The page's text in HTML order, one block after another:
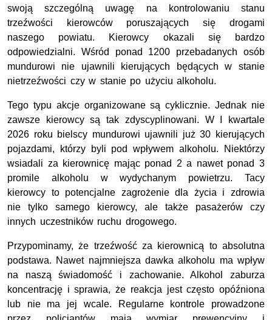
swoją szczególną uwagę na kontrolowaniu stanu
trzeźwości kierowców poruszających się drogami
naszego powiatu. Kierowcy okazali się bardzo
odpowiedzialni. Wśród ponad 1200 przebadanych osób
mundurowi nie ujawnili kierujących będących w stanie
nietrzeźwości czy w stanie po użyciu alkoholu.
Tego typu akcje organizowane są cyklicznie. Jednak nie
zawsze kierowcy są tak zdyscyplinowani. W I kwartale
2026 roku bielscy mundurowi ujawnili już 30 kierujących
pojazdami, którzy byli pod wpływem alkoholu. Niektórzy
wsiadali za kierownicę mając ponad 2 a nawet ponad 3
promile alkoholu w wydychanym powietrzu. Tacy
kierowcy to potencjalne zagrożenie dla życia i zdrowia
nie tylko samego kierowcy, ale także pasażerów czy
innych uczestników ruchu drogowego.
Przypominamy, że trzeźwość za kierownicą to absolutna
podstawa. Nawet najmniejsza dawka alkoholu ma wpływ
na naszą świadomość i zachowanie. Alkohol zaburza
koncentrację i sprawia, że reakcja jest często opóźniona
lub nie ma jej wcale. Regularne kontrole prowadzone